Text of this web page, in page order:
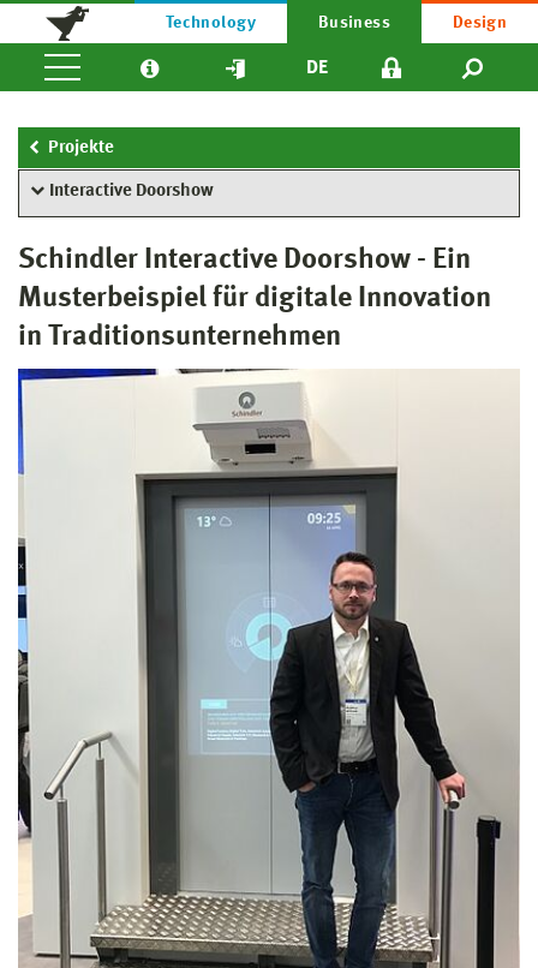
Technology Business Design
DE
Projekte
Interactive Doorshow
Schindler Interactive Doorshow - Ein
Musterbeispiel für digitale Innovation
in Traditionsunternehmen